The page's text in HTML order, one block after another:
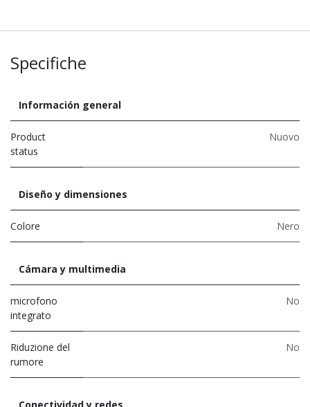
Specifiche
Información general
Product
status
Nuovo
Diseño y dimensiones
Colore Nero
Cámara y multimedia
microfono
integrato
No
Riduzione del
rumore
No